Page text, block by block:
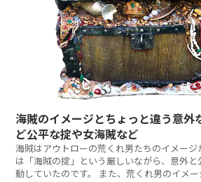
海賊のイメージとちょっと違う意外
ど公平な掟や女海賊など
海賊はアウトローの荒くれ男たちのイメージ
は「海賊の掟」という厳しいながら、意外
動していたのです。 また、荒くれ男のイメ